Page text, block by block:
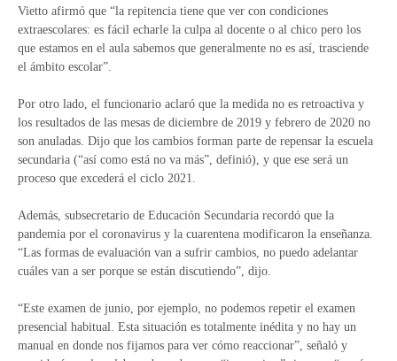
Vietto afirmó que “la repitencia tiene que ver con condiciones
extraescolares: es fácil echarle la culpa al docente o al chico pero los
que estamos en el aula sabemos que generalmente no es así, trasciende
el ámbito escolar”.
Por otro lado, el funcionario aclaró que la medida no es retroactiva y
los resultados de las mesas de diciembre de 2019 y febrero de 2020 no
son anuladas. Dijo que los cambios forman parte de repensar la escuela
secundaria (“así como está no va más”, definió), y que ese será un
proceso que excederá el ciclo 2021.
Además, subsecretario de Educación Secundaria recordó que la
pandemia por el coronavirus y la cuarentena modificaron la enseñanza.
“Las formas de evaluación van a sufrir cambios, no puedo adelantar
cuáles van a ser porque se están discutiendo”, dijo.
“Este examen de junio, por ejemplo, no podemos repetir el examen
presencial habitual. Esta situación es totalmente inédita y no hay un
manual en donde nos fijamos para ver cómo reaccionar”, señaló y